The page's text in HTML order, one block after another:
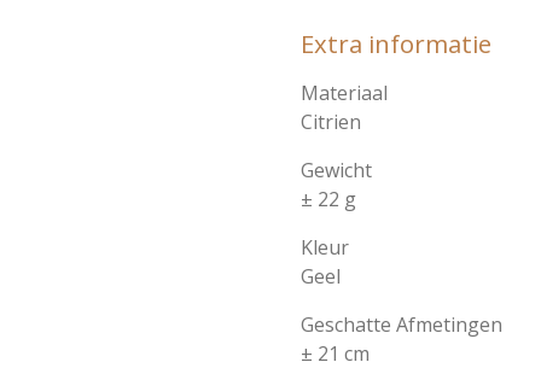
Extra informatie
Materiaal
Citrien
Gewicht
± 22 g
Kleur
Geel
Geschatte Afmetingen
± 21 cm